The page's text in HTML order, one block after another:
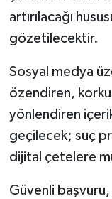
artırılacağı
gözetilecektir.
Sosyal medya
özendiren, korku
yönlendiren
geçilecek; suç
dijital çetelere
Güvenli